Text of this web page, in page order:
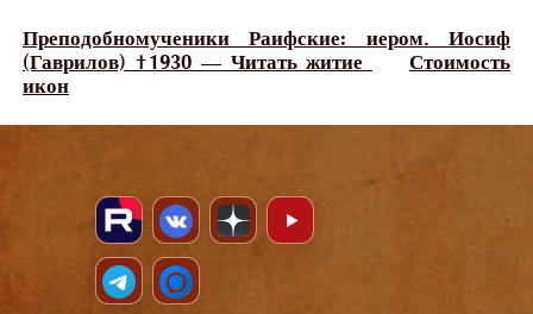
Преподобномученики Раифские: иером. Иосиф
(Гаврилов) †1930 — Читать житие
Стоимость
икон